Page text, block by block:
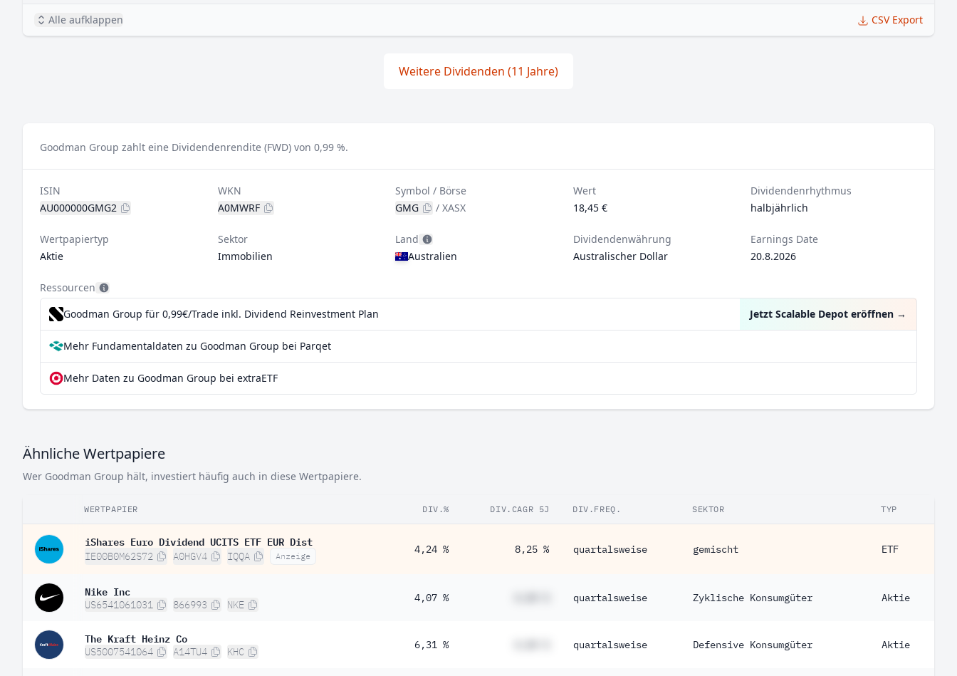
Alle aufklappen CSV Export
Weitere Dividenden (11 Jahre)
Goodman Group zahlt eine Dividendenrendite (FWD) von 0,99 %.
ISIN
AU000000GMG2
WKN
A0MWRF
Symbol / Börse
GMG
/XASX
Wert
18,45 €
Dividendenrhythmus
halbjährlich
Wertpapiertyp
Aktie
Sektor
Immobilien
Land
Australien
Dividendenwährung
Australischer Dollar
Earnings Date
20.8.2026
Ressourcen
Goodman Group für 0,99€/Trade inkl. Dividend Reinvestment Plan
Jetzt Scalable Depot eröffnen →
Mehr Fundamentaldaten zu Goodman Group bei Parqet
Mehr Daten zu Goodman Group bei extraETF
Ähnliche Wertpapiere
Wer Goodman Group hält, investiert häufig auch in diese Wertpapiere.
WERTPAPIER DIV.% DIV.CAGR 5J DIV.FREQ. SEKTOR TYP
iShares Euro Dividend UCITS ETF EUR Dist
IE00B0M62S72 A0HGV4 IQQA Anzeige
4,24 % 8,25 % quartalsweise gemischt ETF
Nike Inc
US6541061031 866993 NKE
4,07 % quartalsweise Zyklische Konsumgüter Aktie
The Kraft Heinz Co
US5007541064 A14TU4 KHC
6,31 % quartalsweise Defensive Konsumgüter Aktie